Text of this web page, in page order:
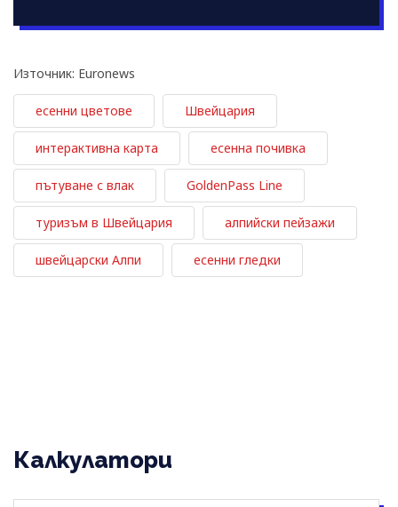
Източник: Euronews
есенни цветове Швейцария
интерактивна карта есенна почивка
пътуване с влак GoldenPass Line
туризъм в Швейцария алпийски пейзажи
швейцарски Алпи есенни гледки
Калкулатори